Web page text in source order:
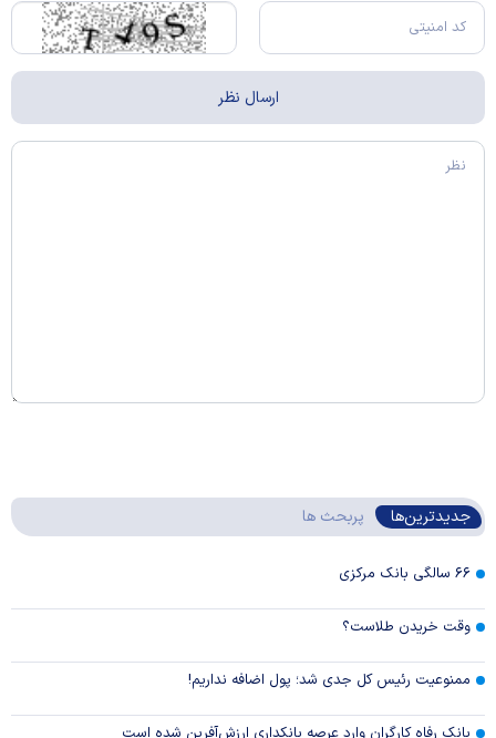
جدیدترین‌ها پربحث ها
۶۶ سالگی بانک مرکزی
وقت خریدن طلاست؟
ممنوعیت رئیس کل جدی شد؛ پول اضافه نداریم!